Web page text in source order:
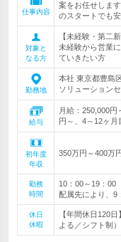
仕事内容
案をお任せしま
のスタートでも
対象と
なる方
【未経験・第二
未経験から営業
ていきたい方
勤務地
本社 東京都豊島
ソリューション
給与
月給：250,000
円～、4～12ヶ
初年度
年収
350万円～400万
勤務
時間
10：00～19：00
配属先により、9
休日
休暇
【年間休日120
よる／シフト制